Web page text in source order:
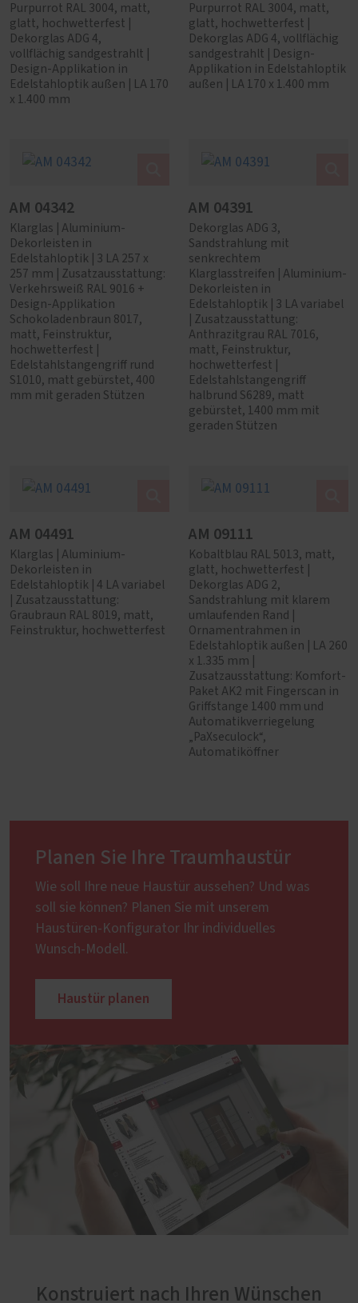
Purpurrot RAL 3004, matt,
glatt, hochwetterfest |
Dekorglas ADG 4,
vollflächig sandgestrahlt |
Design-Applikation in
Edelstahloptik außen | LA 170
x 1.400 mm
Purpurrot RAL 3004, matt,
glatt, hochwetterfest |
Dekorglas ADG 4, vollflächig
sandgestrahlt | Design-
Applikation in Edelstahloptik
außen | LA 170 x 1.400 mm
AM 04342
Klarglas | Aluminium-
Dekorleisten in
Edelstahloptik | 3 LA 257 x
257 mm | Zusatzausstattung:
Verkehrsweiß RAL 9016 +
Design-Applikation
Schokoladenbraun 8017,
matt, Feinstruktur,
hochwetterfest |
Edelstahlstangengriff rund
S1010, matt gebürstet, 400
mm mit geraden Stützen
AM 04391
Dekorglas ADG 3,
Sandstrahlung mit
senkrechtem
Klarglasstreifen | Aluminium-
Dekorleisten in
Edelstahloptik | 3 LA variabel
| Zusatzausstattung:
Anthrazitgrau RAL 7016,
matt, Feinstruktur,
hochwetterfest |
Edelstahlstangengriff
halbrund S6289, matt
gebürstet, 1400 mm mit
geraden Stützen
AM 04491
Klarglas | Aluminium-
Dekorleisten in
Edelstahloptik | 4 LA variabel
| Zusatzausstattung:
Graubraun RAL 8019, matt,
Feinstruktur, hochwetterfest
AM 09111
Kobaltblau RAL 5013, matt,
glatt, hochwetterfest |
Dekorglas ADG 2,
Sandstrahlung mit klarem
umlaufenden Rand |
Ornamentrahmen in
Edelstahloptik außen | LA 260
x 1.335 mm |
Zusatzausstattung: Komfort-
Paket AK2 mit Fingerscan in
Griffstange 1400 mm und
Automatikverriegelung
„PaXseculock“,
Automatiköffner
Planen Sie Ihre Traumhaustür
Wie soll Ihre neue Haustür aussehen? Und was
soll sie können? Planen Sie mit unserem
Haustüren-Konfigurator Ihr individuelles
Wunsch-Modell.
Haustür planen
Konstruiert nach Ihren Wünschen